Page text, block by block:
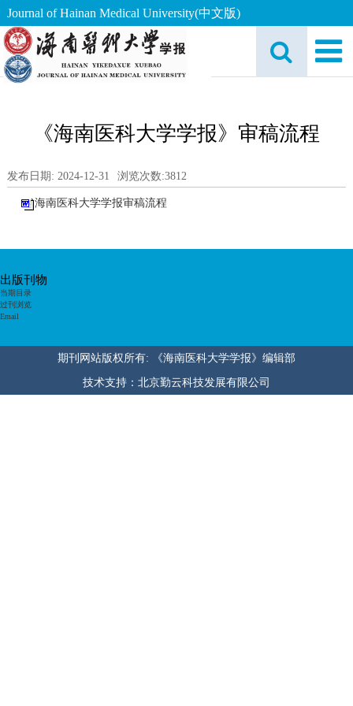
Journal of Hainan Medical University(中文版)
《海南医科大学学报》审稿流程
发布日期: 2024-12-31 浏览次数:3812
海南医科大学学报审稿流程
出版刊物
当期目录
过刊浏览
Email
期刊网站版权所有: 《海南医科大学学报》编辑部
技术支持：北京勤云科技发展有限公司